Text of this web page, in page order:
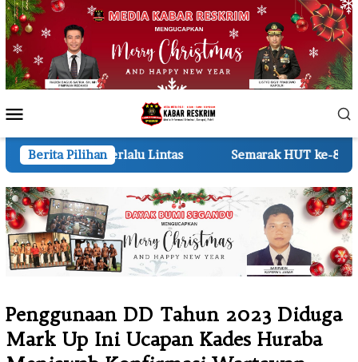
Loncat
ke
konten
Mobile
Berita PilihanSemarak HUT ke-81 RI 210 Regu TK dan RA
Penggunaan DD Tahun 2023 Diduga
Mark Up Ini Ucapan Kades Huraba